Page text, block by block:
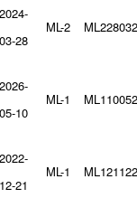
2024-
03-28
ML-2
2026-
05-10
ML-1
2022-
12-21
ML-1